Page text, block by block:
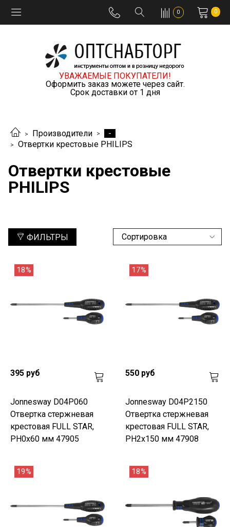
0 0
УВАЖАЕМЫЕ ПОКУПАТЕЛИ!
Оформить заказ можете через сайт.
Срок доставки от 1 дня
Производители
-
Отвертки крестовые PHILIPS
Отвертки крестовые
PHILIPS
ФИЛЬТРЫ
18%
395 руб
Jonnesway D04P060
Отвертка стержневая
крестовая FULL STAR,
PH0х60 мм 47905
17%
550 руб
Jonnesway D04P2150
Отвертка стержневая
крестовая FULL STAR,
PH2х150 мм 47908
19% 18%